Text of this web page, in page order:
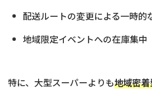
配送ルートの変更による一時的
地域限定イベントへの在庫集中
特に、大型スーパーよりも地域密